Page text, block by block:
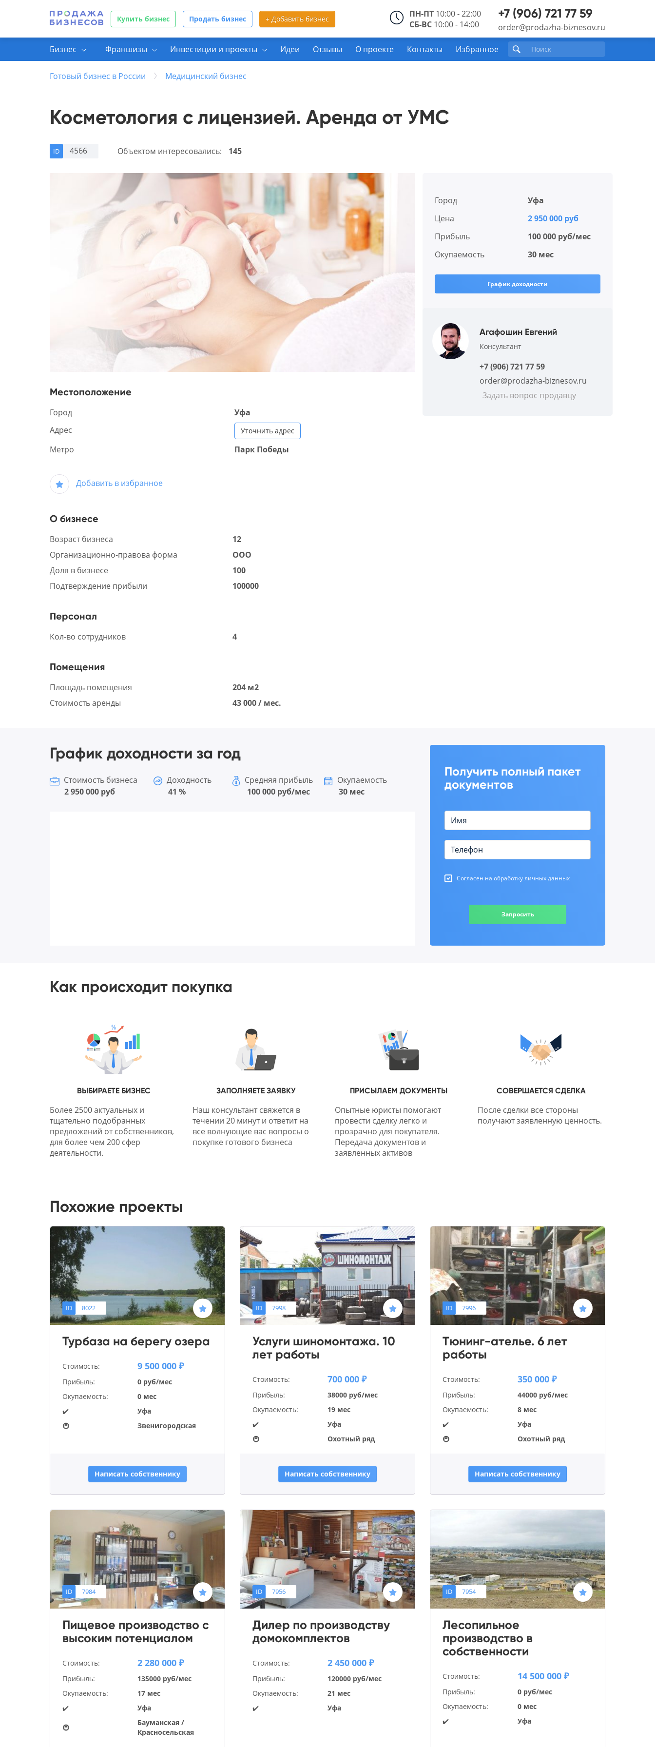
Купить бизнес Продать бизнес + Добавить бизнес ПН-ПТ 10:00 - 22:00
СБ-ВС 10:00 - 14:00
+7 (906) 721 77 59
order@prodazha-biznesov.ru
Бизнес Франшизы Инвестиции и проекты Идеи Отзывы О проекте Контакты Избранное
Готовый бизнес в России Медицинский бизнес
Косметология с лицензией. Аренда от УМС
ID 4566 Объектом интересовались: 145
Местоположение
Город
Уфа
Адрес
Уточнить адрес
Метро Парк Победы
Добавить в избранное
О бизнесе
Возраст бизнеса
12
Организационно-правова форма
ООО
Доля в бизнесе
100
Подтверждение прибыли
100000
Персонал
Кол-во сотрудников 4
Помещения
Площадь помещения
204 м2
Стоимость аренды
43 000 / мес.
Город
Уфа
Цена
2 950 000 руб
Прибыль
100 000 руб/мес
Окупаемость
30 мес
График доходности
Агафошин Евгений
Консультант
+7 (906) 721 77 59
order@prodazha-biznesov.ru
Задать вопрос продавцу
График доходности за год
Стоимость бизнеса
2 950 000 руб
Доходность
41 %
Средняя прибыль
100 000 руб/мес
Окупаемость
30 мес
Получить полный пакет
документов
Согласен на обработку личных данных
Запросить
Как происходит покупка
ВЫБИРАЕТЕ БИЗНЕС
Более 2500 актуальных и
тщательно подобранных
предложений от собственников,
для более чем 200 сфер
деятельности.
ЗАПОЛНЯЕТЕ ЗАЯВКУ
Наш консультант свяжется в
течении 20 минут и ответит на
все волнующие вас вопросы о
покупке готового бизнеса
ПРИСЫЛАЕМ ДОКУМЕНТЫ
Опытные юристы помогают
провести сделку легко и
прозрачно для покупателя.
Передача документов и
заявленных активов
СОВЕРШАЕТСЯ СДЕЛКА
После сделки все стороны
получают заявленную ценность.
Похожие проекты
ID 8022
Турбаза на берегу озера
Стоимость: 9 500 000 ₽
Прибыль:
0 руб/мес
Окупаемость:
0 мес
✔️
Уфа
🚇
Звенигородская
Написать собственнику
ID 7998
Услуги шиномонтажа. 10
лет работы
Стоимость: 700 000 ₽
Прибыль:
38000 руб/мес
Окупаемость:
19 мес
✔️
Уфа
🚇
Охотный ряд
Написать собственнику
ID 7996
Тюнинг-ателье. 6 лет
работы
Стоимость: 350 000 ₽
Прибыль:
44000 руб/мес
Окупаемость:
8 мес
✔️
Уфа
🚇
Охотный ряд
Написать собственнику
ID 7984
Пищевое производство с
высоким потенциалом
Стоимость: 2 280 000 ₽
Прибыль:
135000 руб/мес
Окупаемость:
17 мес
✔️
Уфа
🚇
Бауманская /
Красносельская
ID 7956
Дилер по производству
домокомплектов
Стоимость: 2 450 000 ₽
Прибыль:
120000 руб/мес
Окупаемость:
21 мес
✔️
Уфа
ID 7954
Лесопильное
производство в
собственности
Стоимость: 14 500 000 ₽
Прибыль:
0 руб/мес
Окупаемость:
0 мес
✔️
Уфа